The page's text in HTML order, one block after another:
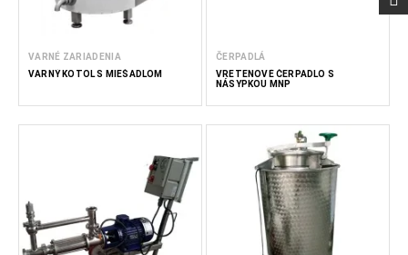
VARNÉ ZARIADENIA
VARNÝ KOTOL S MIEŠADLOM
ČERPADLÁ
VRETENOVÉ ČERPADLO S
NÁSYPKOU MNP